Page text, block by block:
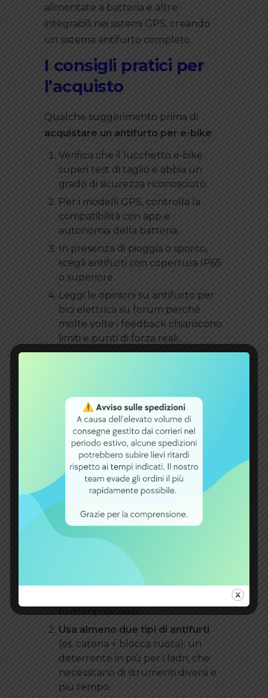
alimentate a batteria e altre
integrabili nei sistemi GPS, creando
un sistema antifurto completo.
I consigli pratici per
l’acquisto
Qualche suggerimento prima di
acquistare un antifurto per e-bike:
Verifica che il lucchetto e‑bike
superi test di taglio e abbia un
grado di sicurezza riconosciuto.
Per i modelli GPS, controlla la
compatibilità con app e
autonomia della batteria.
In presenza di pioggia o sporco,
scegli antifurti con copertura IP65
o superiore.
Leggi le opinioni su antifurto per
bici elettrica su forum perché
molte volte i feedback chiariscono
limiti e punti di forza reali.
Considera l’acquisto di un
evitando di lasciarlo a casa per
pigrizia.
Come proteggere
‑bike dai furti: 5
strategie efficaci
Non basta scegliere il giusto
antifurto. Ecco alcune
Parcheggia in zone
‑sorvegliate o illuminate
presenza di telecamere o la
Usa almeno due tipi di antifurti
(es. catena + blocca ruota): un
deterrente in più per i ladri, che
necessitano di strumenti diversi e
più tempo.